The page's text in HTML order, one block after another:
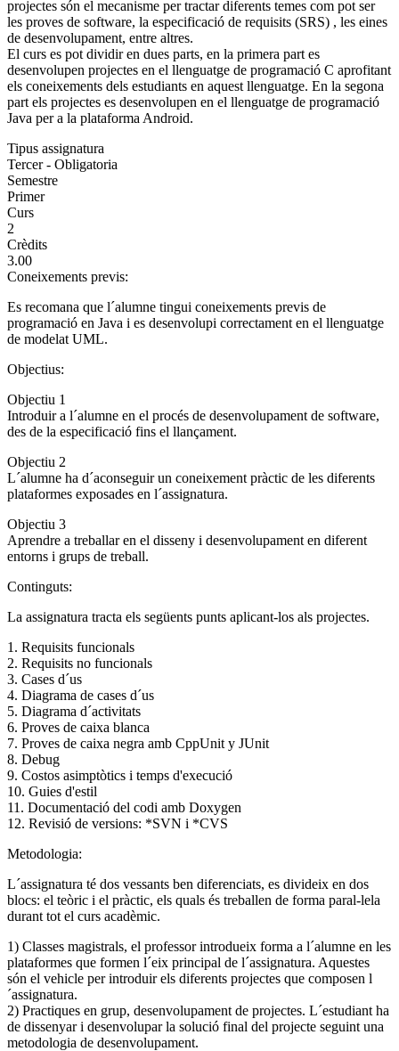
projectes són el mecanisme per tractar diferents temes com pot ser
les proves de software, la especificació de requisits (SRS) , les eines
de desenvolupament, entre altres.
El curs es pot dividir en dues parts, en la primera part es
desenvolupen projectes en el llenguatge de programació C aprofitant
els coneixements dels estudiants en aquest llenguatge. En la segona
part els projectes es desenvolupen en el llenguatge de programació
Java per a la plataforma Android.
Tipus assignatura
Tercer - Obligatoria
Semestre
Primer
Curs
2
Crèdits
3.00
Coneixements previs:
Es recomana que l´alumne tingui coneixements previs de
programació en Java i es desenvolupi correctament en el llenguatge
de modelat UML.
Objectius:
Objectiu 1
Introduir a l´alumne en el procés de desenvolupament de software,
des de la especificació fins el llançament.
Objectiu 2
L´alumne ha d´aconseguir un coneixement pràctic de les diferents
plataformes exposades en l´assignatura.
Objectiu 3
Aprendre a treballar en el disseny i desenvolupament en diferent
entorns i grups de treball.
Continguts:
La assignatura tracta els següents punts aplicant-los als projectes.
1. Requisits funcionals
2. Requisits no funcionals
3. Cases d´us
4. Diagrama de cases d´us
5. Diagrama d´activitats
6. Proves de caixa blanca
7. Proves de caixa negra amb CppUnit y JUnit
8. Debug
9. Costos asimptòtics i temps d'execució
10. Guies d'estil
11. Documentació del codi amb Doxygen
12. Revisió de versions: *SVN i *CVS
Metodologia:
L´assignatura té dos vessants ben diferenciats, es divideix en dos
blocs: el teòric i el pràctic, els quals és treballen de forma paral-lela
durant tot el curs acadèmic.
1) Classes magistrals, el professor introdueix forma a l´alumne en les
plataformes que formen l´eix principal de l´assignatura. Aquestes
són el vehicle per introduir els diferents projectes que composen l
´assignatura.
2) Practiques en grup, desenvolupament de projectes. L´estudiant ha
de dissenyar i desenvolupar la solució final del projecte seguint una
metodologia de desenvolupament.